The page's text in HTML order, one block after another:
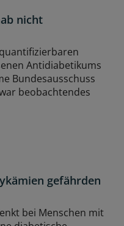
nicht
Antidiabetikums
Bundesausschuss
beobachtendes
gefährden
bei Menschen mit